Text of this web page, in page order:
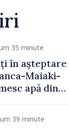
17 minute
explică
fiscală
39 minute